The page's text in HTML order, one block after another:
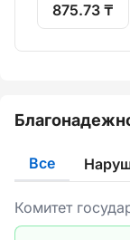
875.73 ₸
Все
Комитет